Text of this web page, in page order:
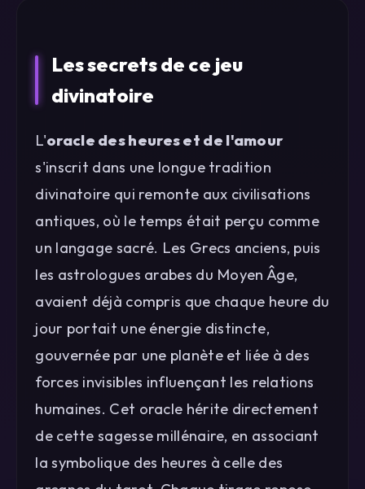
Les secrets de ce jeu
divinatoire
L'oracle des heures et de l'amour
s'inscrit dans une longue tradition
divinatoire qui remonte aux civilisations
antiques, où le temps était perçu comme
un langage sacré. Les Grecs anciens, puis
les astrologues arabes du Moyen Âge,
avaient déjà compris que chaque heure du
jour portait une énergie distincte,
gouvernée par une planète et liée à des
forces invisibles influençant les relations
humaines. Cet oracle hérite directement
de cette sagesse millénaire, en associant
la symbolique des heures à celle des